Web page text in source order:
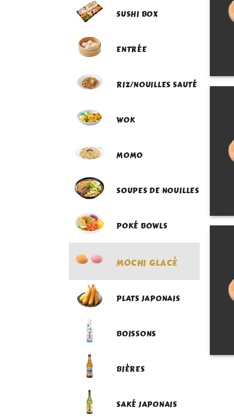
SUSHI BOX
ENTRÉE
RIZ/NOUILLES SAUTÉ
WOK
MOMO
SOUPES DE NOUILLES
POKÉ BOWLS
MOCHI GLACÉ
PLATS JAPONAIS
BOISSONS
BIÈRES
SAKÉ JAPONAIS